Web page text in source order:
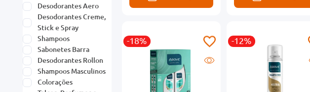
Desodorantes Aero
Desodorantes Creme,
Stick e Spray
Shampoos
Sabonetes Barra
Desodorantes Rollon
Shampoos Masculinos
Colorações
-18% -12%